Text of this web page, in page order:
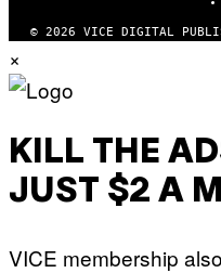
© 2026 VICE DIGITAL
×
KILL THE
JUST $2 A
VICE membership